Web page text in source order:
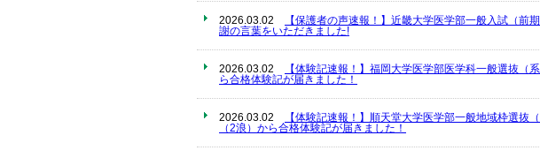
2026.03.02
【保護者の声速報！】近畿大学医学部一般入試（
謝の言葉をいただきました!
2026.03.02
【体験記速報！】福岡大学医学部医学科一般選抜
ら合格体験記が届きました！
2026.03.02
【体験記速報！】順天堂大学医学部一般地域枠選抜
（2浪）から合格体験記が届きました！